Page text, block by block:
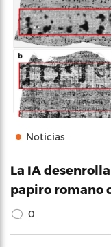
Noticias
La IA
papiro romano
0